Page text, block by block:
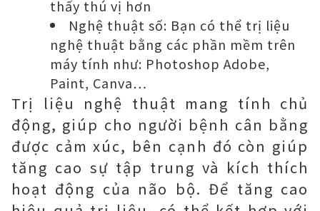
thấy thú vị hơn
Nghệ thuật số: Bạn có thể trị liệu
nghệ thuật bằng các phần mềm trên
máy tính như: Photoshop Adobe,
Paint, Canva…
Trị liệu nghệ thuật mang tính chủ
động, giúp cho người bệnh cân bằng
được cảm xúc, bên cạnh đó còn giúp
tăng cao sự tập trung và kích thích
hoạt động của não bộ. Để tăng cao